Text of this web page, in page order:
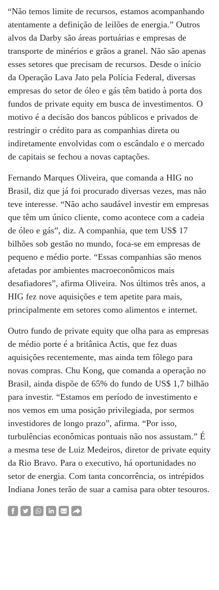
“Não temos limite de recursos, estamos acompanhando
atentamente a definição de leilões de energia.” Outros
alvos da Darby são áreas portuárias e empresas de
transporte de minérios e grãos a granel. Não são apenas
esses setores que precisam de recursos. Desde o início
da Operação Lava Jato pela Polícia Federal, diversas
empresas do setor de óleo e gás têm batido à porta dos
fundos de private equity em busca de investimentos. O
motivo é a decisão dos bancos públicos e privados de
restringir o crédito para as companhias direta ou
indiretamente envolvidas com o escândalo e o mercado
de capitais se fechou a novas captações.
Fernando Marques Oliveira, que comanda a HIG no
Brasil, diz que já foi procurado diversas vezes, mas não
teve interesse. “Não acho saudável investir em empresas
que têm um único cliente, como acontece com a cadeia
de óleo e gás”, diz. A companhia, que tem US$ 17
bilhões sob gestão no mundo, foca-se em empresas de
pequeno e médio porte. “Essas companhias são menos
afetadas por ambientes macroeconômicos mais
desafiadores”, afirma Oliveira. Nos últimos três anos, a
HIG fez nove aquisições e tem apetite para mais,
principalmente em setores como alimentos e internet.
Outro fundo de private equity que olha para as empresas
de médio porte é a britânica Actis, que fez duas
aquisições recentemente, mas ainda tem fôlego para
novas compras. Chu Kong, que comanda a operação no
Brasil, ainda dispõe de 65% do fundo de US$ 1,7 bilhão
para investir. “Estamos em período de investimento e
nos vemos em uma posição privilegiada, por sermos
investidores de longo prazo”, afirma. “Por isso,
turbulências econômicas pontuais não nos assustam.” É
a mesma tese de Luiz Medeiros, diretor de private equity
da Rio Bravo. Para o executivo, há oportunidades no
setor de energia. Com tanta concorrência, os intrépidos
Indiana Jones terão de suar a camisa para obter tesouros.